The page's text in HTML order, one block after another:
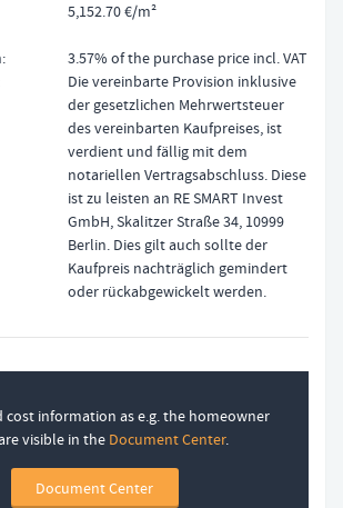
5,152.70 €/m²
3.57% of the purchase price incl. VAT
Die vereinbarte Provision inklusive
der gesetzlichen Mehrwertsteuer
des vereinbarten Kaufpreises, ist
verdient und fällig mit dem
notariellen Vertragsabschluss. Diese
ist zu leisten an RE SMART Invest
GmbH, Skalitzer Straße 34, 10999
Berlin. Dies gilt auch sollte der
Kaufpreis nachträglich gemindert
oder rückabgewickelt werden.
cost information as e.g. the homeowner
visible in the Document Center.
Document Center